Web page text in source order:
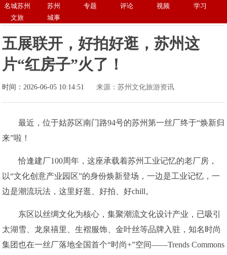
名城苏州 苏州 专题 评论 视频
学习
文旅
城事
五展联开，好拍好逛，苏州这
片“红房子”火了！
时间：2026-06-05 10:14:51 来源：苏州文化旅游资讯
最近，位于姑苏区南门路94号的苏州第一丝厂终于“焕新归
来”啦！
恰逢建厂100周年，这座承载着苏州工业记忆的老厂房，
以“文化创意产业园区”的身份焕新登场，一边是工业记忆，一
边是潮流玩法，这里好逛、好拍、好chill。
东区以丝绸文化为核心，集聚潮流文化设计产业，已吸引
太湖雪、龙泉禧里、生褶服饰、金叶丝等品牌入驻，知名时尚
集团也在一丝厂落地全国首个“时尚+”空间——Trends Commons